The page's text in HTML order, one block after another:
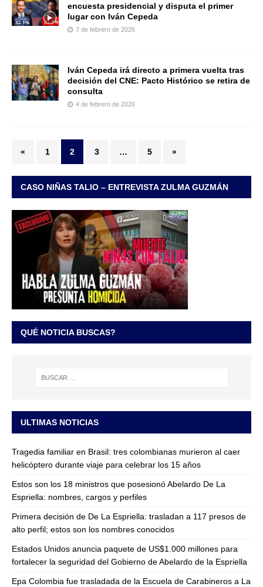
encuesta presidencial y disputa el primer
lugar con Iván Cepeda
7 de febrero de 2026
Iván Cepeda irá directo a primera vuelta tras
decisión del CNE: Pacto Histórico se retira de
consulta
4 de febrero de 2026
« 1 2 3 … 5 »
CASO NIÑAS TALIO – ENTREVISTA ZULMA GUZMÁN
QUÉ NOTICIA BUSCAS?
ULTIMAS NOTICIAS
Tragedia familiar en Brasil: tres colombianas murieron al caer
helicóptero durante viaje para celebrar los 15 años
Estos son los 18 ministros que posesionó Abelardo De La
Espriella: nombres, cargos y perfiles
Primera decisión de De La Espriella: trasladan a 117 presos de
alto perfil; estos son los nombres conocidos
Estados Unidos anuncia paquete de US$1.000 millones para
fortalecer la seguridad del Gobierno de Abelardo de la Espriella
Epa Colombia fue trasladada de la Escuela de Carabineros a La